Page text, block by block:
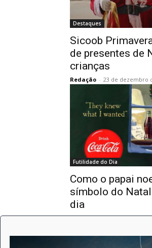
Destaques
Sicoob
de presentes de
crianças
Redação - 23 de dezembro
Futilidade do Dia
Como o papai
símbolo do
dia
Redação - 25 de novembro